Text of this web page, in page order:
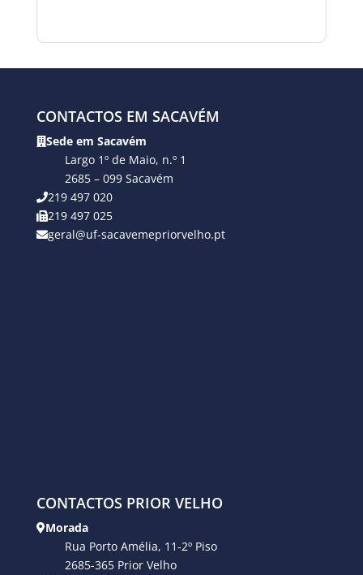
CONTACTOS EM SACAVÉM
Sede em Sacavém
Largo 1º de Maio, n.º 1
2685 – 099 Sacavém
219 497 020
219 497 025
geral@uf-sacavemepriorvelho.pt
CONTACTOS PRIOR VELHO
Morada
Rua Porto Amélia, 11-2º Piso
2685-365 Prior Velho